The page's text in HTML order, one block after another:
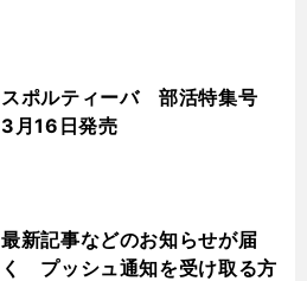
スポルティーバ 部活特集号
3月16日発売
最新記事などのお知らせが届
く プッシュ通知を受け取る方